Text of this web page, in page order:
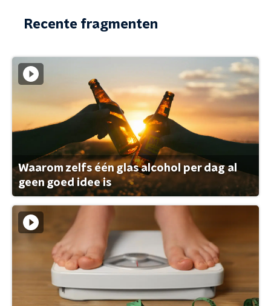
Recente fragmenten
Waarom zelfs één glas alcohol per dag al
geen goed idee is